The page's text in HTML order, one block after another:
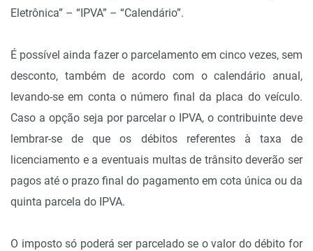
Eletrônica” – “IPVA” – “Calendário”.
É possível ainda fazer o parcelamento em cinco vezes, sem
desconto, também de acordo com o calendário anual,
levando-se em conta o número final da placa do veículo.
Caso a opção seja por parcelar o IPVA, o contribuinte deve
lembrar-se de que os débitos referentes à taxa de
licenciamento e a eventuais multas de trânsito deverão ser
pagos até o prazo final do pagamento em cota única ou da
quinta parcela do IPVA.
O imposto só poderá ser parcelado se o valor do débito for